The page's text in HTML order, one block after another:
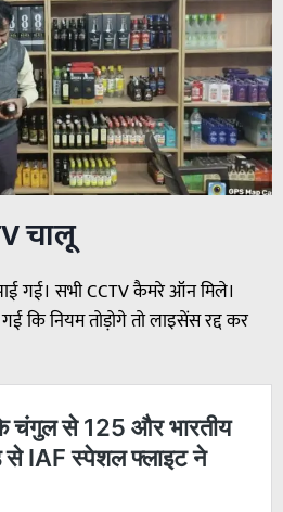
चालू
गई। सभी CCTV कैमरे ऑन मिले।
कि नियम तोड़ोगे तो लाइसेंस रद्द कर